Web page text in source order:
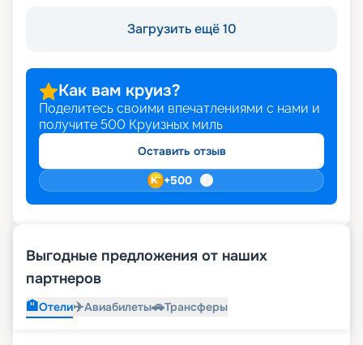
Загрузить ещё 10
Как вам круиз?
Поделитесь своими впечатлениями с нами и
получите 500 Круизных миль
Оставить отзыв
+500
Выгодные предложения от наших
партнеров
🏨Отели✈️Авиабилеты🚗Трансферы